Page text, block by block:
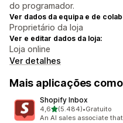
do programador.
Ver dados da equipa e de
Proprietário da loja
Ver e editar dados da loja:
Loja online
Ver detalhes
Mais aplicações
Shopify Inbox
4,6de 5 estrelas
(5.484)
5484 total de avaliações
•Gratuito
An AI sales associate